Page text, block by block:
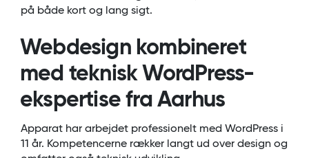
på både kort og lang sigt.
Webdesign kombineret
med teknisk WordPress-
ekspertise fra Aarhus
Apparat har arbejdet professionelt med WordPress i
11 år. Kompetencerne rækker langt ud over design og